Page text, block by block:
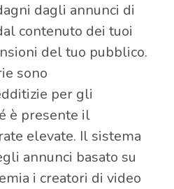
dagli annunci di
contenuto dei tuoi
del tuo pubblico.
sono
per gli
è presente il
elevate. Il sistema
annunci basato su
i creatori di video